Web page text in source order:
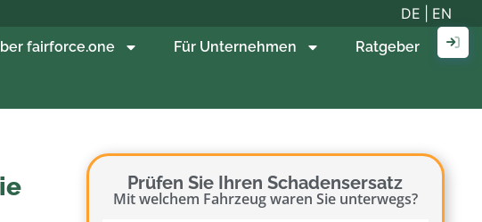
DE EN
fairforce.one Für Unternehmen Ratgeber
Prüfen Sie Ihren Schadensersatz
Mit welchem Fahrzeug waren Sie unterwegs?